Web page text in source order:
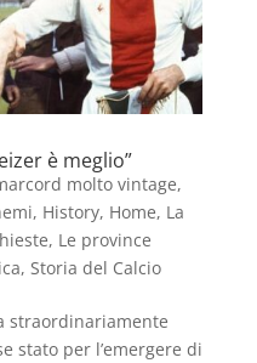
è meglio”
molto vintage,
, History, Home, La
, Le province
, Storia del Calcio
straordinariamente
stato per l’emergere di